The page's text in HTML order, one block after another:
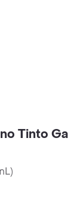
Tinto
)